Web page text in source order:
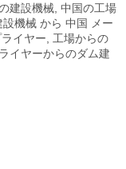
建設機械 中国の工場
機械 から 中国 メー
イヤー
工場からの
イヤーからのダム建